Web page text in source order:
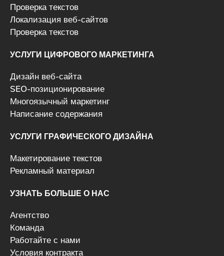
Проверка текстов
Локализация веб-сайтов
Проверка текстов
УСЛУГИ ЦИФРОВОГО МАРКЕТИНГА
Дизайн веб-сайта
SEO-позиционирование
Многоязычный маркетинг
Написание содержания
УСЛУГИ ГРАФИЧЕСКОГО ДИЗАЙНА
Макетирование текстов
Рекламный материал
УЗНАТЬ БОЛЬШЕ О НАС
Агентство
Команда
Работайте с нами
Условия контракта